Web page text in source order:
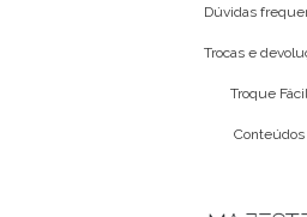
Dúvidas
Trocas e
Troque Fácil
Conteúdos